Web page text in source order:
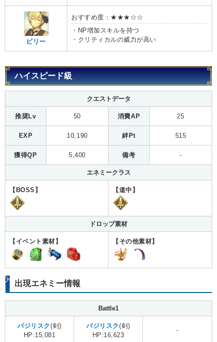
ビリー
おすすめ度：★★★☆☆
・NP増加スキルを持つ
・クリティカルの威力が高い
ハイスピード級
クエストデータ
推奨Lv 50 消費AP 25
EXP 10,190 絆Pt 515
獲得QP 5,400 備考 -
エネミークラス
【BOSS】 【道中】
ドロップ素材
【イベント素材】 【その他素材】
出現エネミー情報
Battle1
バジリスク(剣)
HP:15,081
バジリスク(剣)
HP:16,623
-